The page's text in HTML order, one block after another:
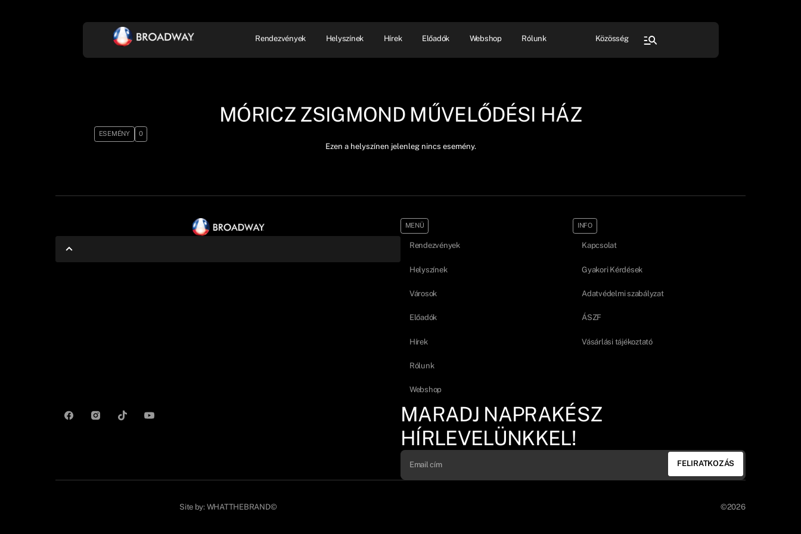
Rendezvények Helyszínek Hírek Előadók Webshop Rólunk Közösség
MÓRICZ ZSIGMOND MŰVELŐDÉSI HÁZ
ESEMÉNY 0
Ezen a helyszínen jelenleg nincs esemény.
MENÜ
Rendezvények
Helyszínek
Városok
Előadók
Hírek
Rólunk
Webshop
INFO
Kapcsolat
Gyakori Kérdések
Adatvédelmi szabályzat
ÁSZF
Vásárlási tájékoztató
MARADJ NAPRAKÉSZ
HÍRLEVELÜNKKEL!
FELIRATKOZÁS
Site by: WHATTHEBRAND© ©2026